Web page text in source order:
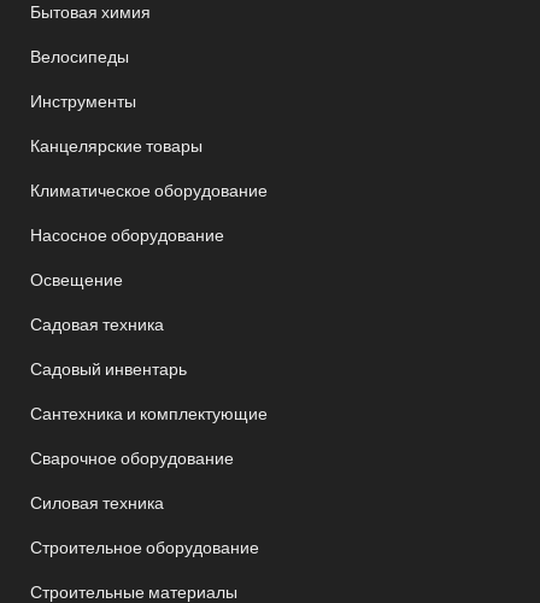
Бытовая химия
Велосипеды
Инструменты
Канцелярские товары
Климатическое оборудование
Насосное оборудование
Освещение
Садовая техника
Садовый инвентарь
Сантехника и комплектующие
Сварочное оборудование
Силовая техника
Строительное оборудование
Строительные материалы